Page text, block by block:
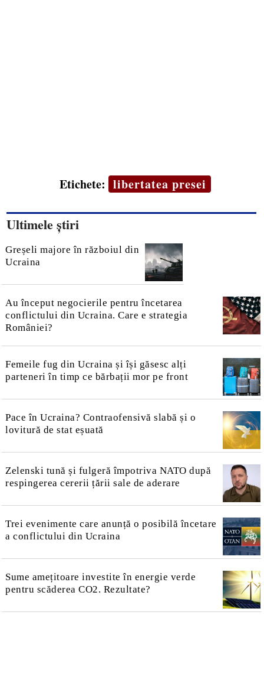
Etichete: libertatea presei
Ultimele știri
Greșeli majore în războiul din
Ucraina
Au început negocierile pentru încetarea
conflictului din Ucraina. Care e strategia
României?
Femeile fug din Ucraina și își găsesc alți
parteneri în timp ce bărbații mor pe front
Pace în Ucraina? Contraofensivă slabă și o
lovitură de stat eșuată
Zelenski tună și fulgeră împotriva NATO după
respingerea cererii țării sale de aderare
Trei evenimente care anunță o posibilă încetare
a conflictului din Ucraina
Sume amețitoare investite în energie verde
pentru scăderea CO2. Rezultate?